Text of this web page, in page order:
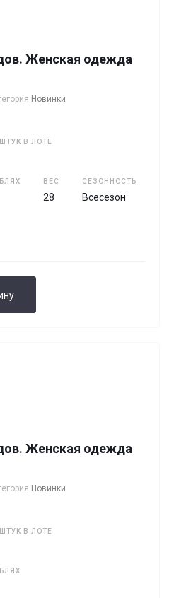
Женская одежда
Новинки
В ЛОТЕ
ВЕС
28
СЕЗОННОСТЬ
Всесезон
Женская одежда
Новинки
В ЛОТЕ